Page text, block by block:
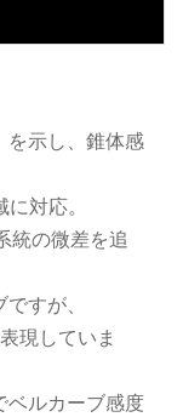
を示し、錐体感
対応。
統の微差を追
すが、
現していま
ベルカーブ感度